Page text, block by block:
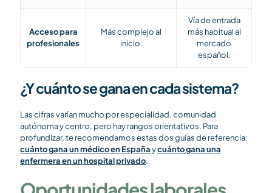
Acceso para
profesionales
Más complejo al
inicio.
Vía de entrada
más habitual al
mercado
español.
¿Y cuánto se gana en cada sistema?
Las cifras varían mucho por especialidad, comunidad
autónoma y centro, pero hay rangos orientativos. Para
profundizar, te recomendamos estas dos guías de referencia:
cuánto gana un médico en Españaycuánto gana una
enfermera en un hospital privado.